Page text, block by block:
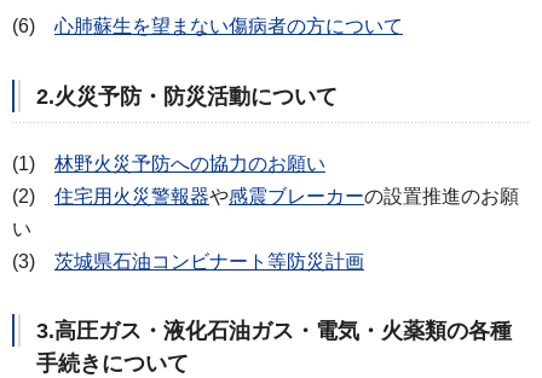
(6) 心肺蘇生を望まない傷病者の方について
2.火災予防・防災活動について
(1) 林野火災予防への協力のお願い
(2) 住宅用火災警報器や感震ブレーカーの設置推進のお願
い
(3) 茨城県石油コンビナート等防災計画
3.高圧ガス・液化石油ガス・電気・火薬類の各種
手続きについて